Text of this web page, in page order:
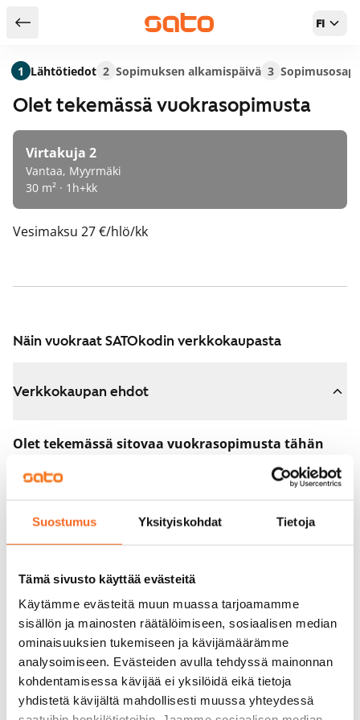
Suostumus Yksityiskohdat Tietoja
Tämä sivusto käyttää evästeitä
Käytämme evästeitä muun muassa tarjoamamme
sisällön ja mainosten räätälöimiseen, sosiaalisen median
ominaisuuksien tukemiseen ja kävijämäärämme
analysoimiseen. Evästeiden avulla tehdyssä mainonnan
kohdentamisessa kävijää ei yksilöidä eikä tietoja
yhdistetä kävijältä mahdollisesti muussa yhteydessä
Takaisin hakutuloksiin FI
Olet tekemässä vuokrasopimusta
Virtakuja 2
Vantaa, Myyrmäki
30 m² · 1h+kk
Vesimaksu 27 €/hlö/kk
Näin vuokraat SATOkodin verkkokaupasta
Verkkokaupan ehdot
Olet tekemässä sitovaa vuokrasopimusta tähän
Sopimus astuu voimaan heti, kun maksat 300 euron
varausmaksun verkkokaupassa. Palautamme summan
sinulle kokonaisuudessaan vuokrasopimuksen
Voit peruuttaa sopimuksen vielä asuntonäytöllä, jos
koti ei vastaa odotuksiasi. Tällöin palautamme
varausmaksun sinulle kokonaisuudessaan, yleensä
seuraavana arkipäivänä.
Vakuus 0 euroa.
1 Lähtötiedot 2 Sopimuksen alkamispäivä 3